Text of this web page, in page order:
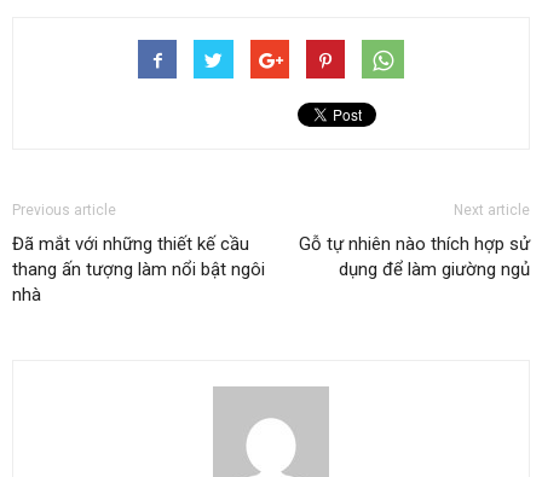
Previous article
Đã mắt với những thiết kế cầu
thang ấn tượng làm nổi bật ngôi
nhà
Next article
Gỗ tự nhiên nào thích hợp sử
dụng để làm giường ngủ